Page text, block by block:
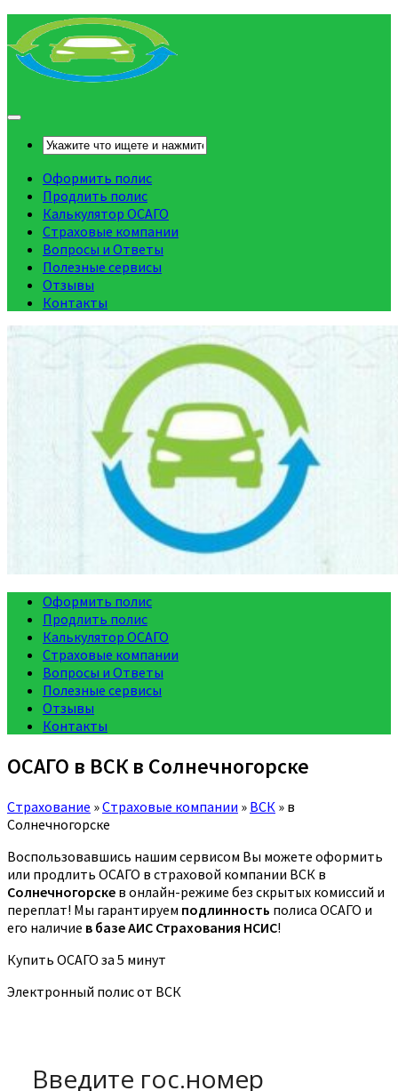
Оформить полис
Продлить полис
Калькулятор ОСАГО
Страховые компании
Вопросы и Ответы
Полезные сервисы
Отзывы
Контакты
Оформить полис
Продлить полис
Калькулятор ОСАГО
Страховые компании
Вопросы и Ответы
Полезные сервисы
Отзывы
Контакты
ОСАГО в ВСК в Солнечногорске
Страхование »Страховые компании » ВСК » в
Солнечногорске
Воспользовавшись нашим сервисом Вы можете оформить
или продлить ОСАГО в страховой компании ВСК в
Солнечногорске в онлайн-режиме без скрытых комиссий и
переплат! Мы гарантируем подлинность полиса ОСАГО и
его наличие в базе АИС Страхования НСИС!
Купить ОСАГО за 5 минут
Электронный полис от ВСК